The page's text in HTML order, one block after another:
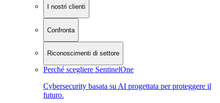
I nostri clienti
Confronta
Riconoscimenti di settore
Perché scegliere SentinelOne
Cybersecurity basata su AI progettata per proteggere il
futuro.